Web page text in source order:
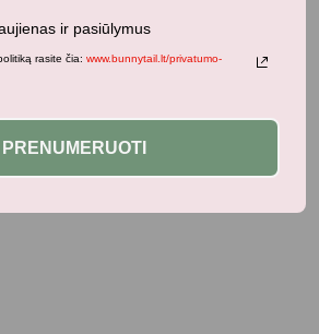
ir pasiūlymus
rasite čia: www.bunnytail.lt/privatumo-
PRENUMERUOTI